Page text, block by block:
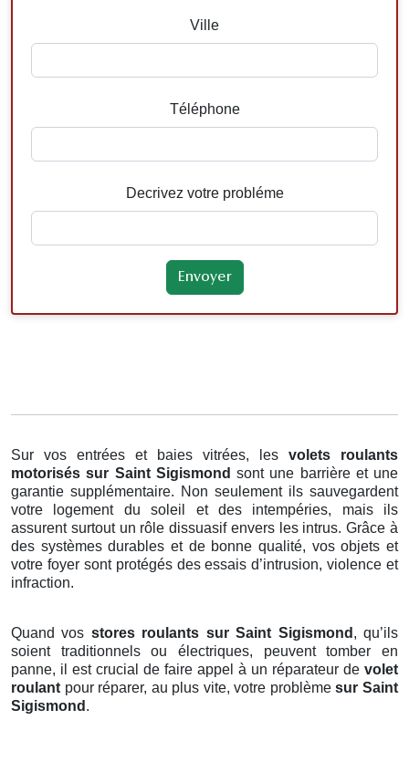
Ville
Téléphone
Decrivez votre probléme
Sur vos entrées et baies vitrées, les volets roulants
motorisés sur Saint Sigismond sont une barrière et une
garantie supplémentaire. Non seulement ils sauvegardent
votre logement du soleil et des intempéries, mais ils
assurent surtout un rôle dissuasif envers les intrus. Grâce à
des systèmes durables et de bonne qualité, vos objets et
votre foyer sont protégés des essais d’intrusion, violence et
infraction.
Quand vos stores roulants sur Saint Sigismond , qu’ils
soient traditionnels ou électriques, peuvent tomber en
panne, il est crucial de faire appel à un réparateur de volet
roulantpour réparer, au plus vite, votre problèmesur Saint
Sigismond .